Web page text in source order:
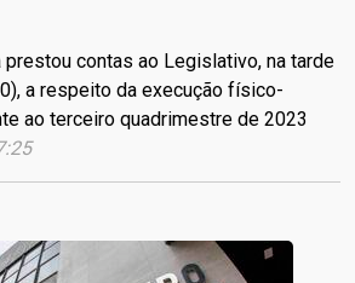
prestou contas ao Legislativo, na tarde
a respeito da execução físico-
ao terceiro quadrimestre de 2023